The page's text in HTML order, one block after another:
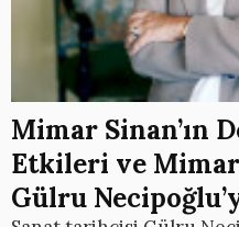
Mimar Sinan’ın
Etkileri ve
Gülru